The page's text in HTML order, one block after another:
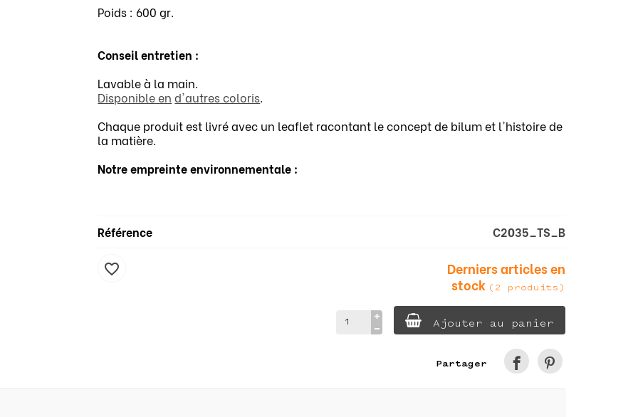
Poids : 600 gr.
Conseil entretien :
Lavable à la main.
Disponible en d'autres coloris.
Chaque produit est livré avec un leaflet racontant le concept de bilum et l'histoire de
la matière.
Notre empreinte environnementale :
Référence C2035_TS_B
Derniers articles en
stock (2 produits)
Ajouter au panier
favorite_border
Partager